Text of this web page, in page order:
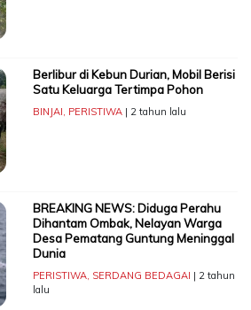
Berlibur di Kebun Durian, Mobil Berisi
Satu Keluarga Tertimpa Pohon
BINJAI, PERISTIWA| 2 tahun lalu
BREAKING NEWS: Diduga Perahu
Dihantam Ombak, Nelayan Warga
Desa Pematang Guntung Meninggal
Dunia
PERISTIWA, SERDANG BEDAGAI | 2 tahun
lalu